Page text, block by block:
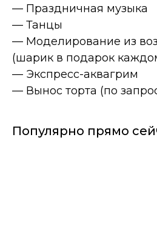
— Праздничная музыка
— Танцы
— Моделирование из
(шарик в подарок
— Экспресс-аквагрим
— Вынос торта (по
Популярно прямо